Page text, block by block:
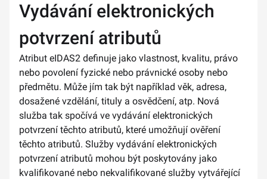
Vydávání elektronických
potvrzení atributů
Atribut eIDAS2 definuje jako vlastnost, kvalitu, právo
nebo povolení fyzické nebo právnické osoby nebo
předmětu. Může jím tak být například věk, adresa,
dosažené vzdělání, tituly a osvědčení, atp. Nová
služba tak spočívá ve vydávání elektronických
potvrzení těchto atributů, které umožňují ověření
těchto atributů. Služby vydávání elektronických
potvrzení atributů mohou být poskytovány jako
kvalifikované nebo nekvalifikované služby vytvářející